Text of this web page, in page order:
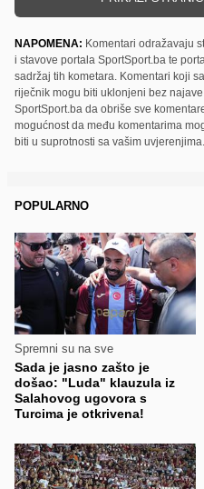
NAPOMENA: Komentari odražavaju
i stavove portala SportSport.ba te
sadržaj tih kometara. Komentari koji
riječnik mogu biti uklonjeni bez
SportSport.ba da obriše sve
mogućnost da među komentarima
biti u suprotnosti sa vašim uvjerenjima.
POPULARNO
Spremni su na sve
Sada je jasno zašto je
došao: "Luda" klauzula iz
Salahovog ugovora s
Turcima je otkrivena!